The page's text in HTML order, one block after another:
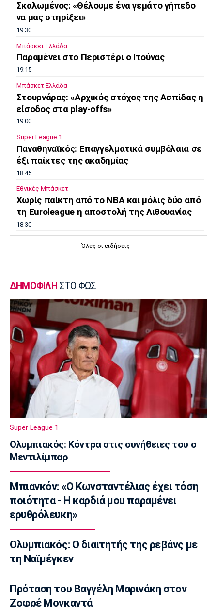
Σκαλωμένος: «Θέλουμε ένα γεμάτο γήπεδο
να μας στηρίξει»
19:30
Μπάσκετ Ελλάδα
Παραμένει στο Περιστέρι ο Ιτούνας
19:15
Μπάσκετ Ελλάδα
Στουρνάρας: «Αρχικός στόχος της Ασπίδας η
είσοδος στα play-offs»
19:00
Super League 1
Παναθηναϊκός: Επαγγελματικά συμβόλαια σε
έξι παίκτες της ακαδημίας
18:45
Εθνικές Μπάσκετ
Χωρίς παίκτη από το ΝΒΑ και μόλις δύο από
τη Euroleague η αποστολή της Λιθουανίας
18:30
Μοκόκα: «Να χτίσουμε κάτι μεγάλο -
Εθνικές Μπάσκετ
Ισπανία - Ελλάδα 96-86: Ήττα στην πρεμιέρα
του Ευrobasket U16
18:04
Ποδόσφαιρο - Διεθνή
Η Νορβηγία καλεί τον Ινφαντίνο να
παραιτηθεί
18:00
Super League 1
Ολυμπιακός: Στα «ερυθρόλευκα» ο γιός του
Τζιοβάνι!
17:56
Super League 2
Στον Πανσερραϊκό ο Μπίτζιος
17:45
Super League 1
Γιαννούλης: «Δεν βλέπω την... ώρα να παίξω»
(vid)
17:30
Φιλική ήττα της Εθνικής γυναικών από την
Ιταλία
17:15
Σπορ
Ιστιοπλοΐα: Αναβλήθηκαν οι χθεσινές
Όλες οι ειδήσεις
ΔΗΜΟΦΙΛΗ ΣΤΟ ΦΩΣ
Super League 1
Ολυμπιακός: Κόντρα στις συνήθειες του ο
Μεντιλίμπαρ
Μπιανκόν: «Ο Κωνσταντέλιας έχει τόση
ποιότητα - Η καρδιά μου παραμένει
ερυθρόλευκη»
Ολυμπιακός: Ο διαιτητής της ρεβάνς με
τη Ναϊμέγκεν
Πρόταση του Βαγγέλη Μαρινάκη στον
Ζοφρέ Μονκαντά